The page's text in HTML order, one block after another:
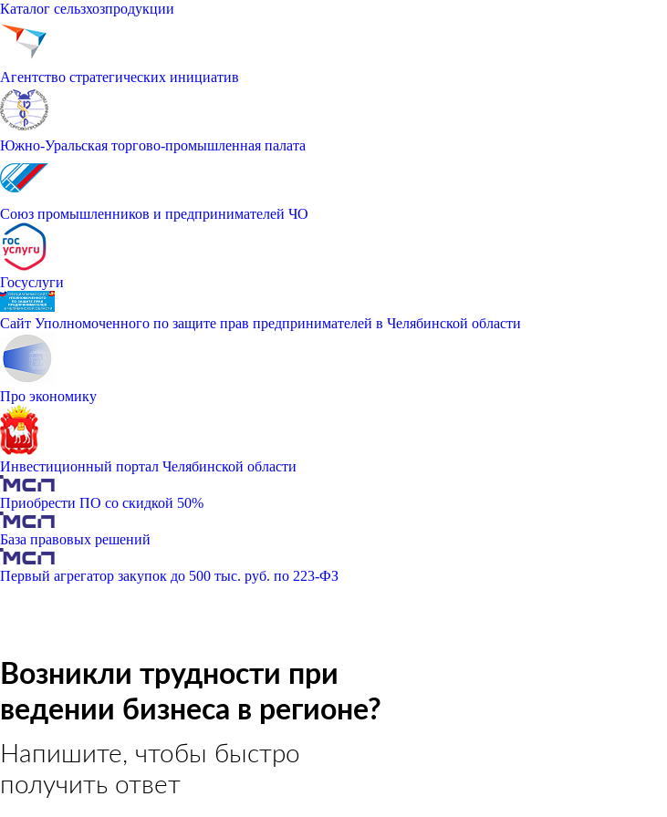
Каталог сельзхозпродукции
Агентство стратегических инициатив
Южно-Уральская торгово-промышленная палата
Союз промышленников и предпринимателей ЧО
Госуслуги
Сайт Уполномоченного по защите прав предпринимателей в Челябинской области
Про экономику
Инвестиционный портал Челябинской области
Приобрести ПО со скидкой 50%
База правовых решений
Первый агрегатор закупок до 500 тыс. руб. по 223-ФЗ
Возникли трудности при
ведении бизнеса в регионе?
Напишите, чтобы быстро
получить ответ